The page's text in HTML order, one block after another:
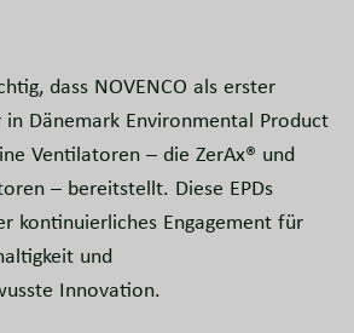
dass NOVENCO als erster
Dänemark Environmental Product
Ventilatoren – die ZerAx® und
– bereitstellt. Diese EPDs
kontinuierliches Engagement für
und
Innovation.